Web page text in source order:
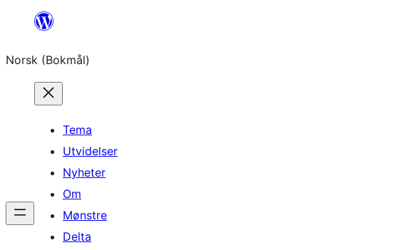
Hopp
innhold
Norsk (Bokmål)
Tema
Utvidelser
Nyheter
Om
Mønstre
Delta